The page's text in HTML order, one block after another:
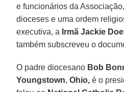
e funcionários da
dioceses e uma ordem
executiva, a Irmã Jackie
também subscreveu o
O padre diocesano Bob
Youngstown, Ohio, é o